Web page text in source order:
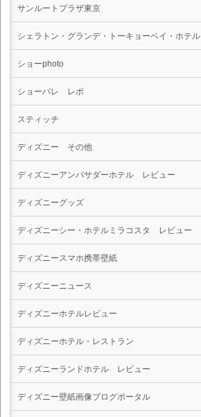
サンルートプラザ東京
シェラトン・グランデ・トーキョーベイ・ホテル
ショーphoto
ショーパレ レポ
スティッチ
ディズニー その他
ディズニーアンバサダーホテル レビュー
ディズニーグッズ
ディズニーシー・ホテルミラコスタ レビュー
ディズニースマホ携帯壁紙
ディズニーニュース
ディズニーホテルレビュー
ディズニーホテル・レストラン
ディズニーランドホテル レビュー
ディズニー壁紙画像ブログポータル